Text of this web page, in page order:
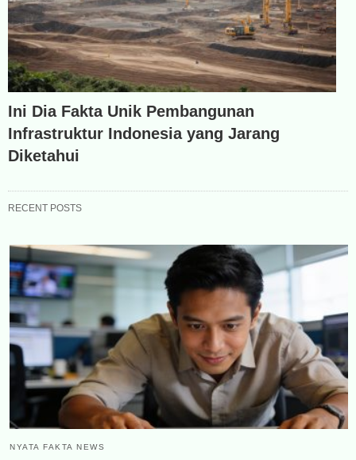
Ini Dia Fakta Unik Pembangunan
Infrastruktur Indonesia yang Jarang
Diketahui
RECENT POSTS
NYATA FAKTA NEWS